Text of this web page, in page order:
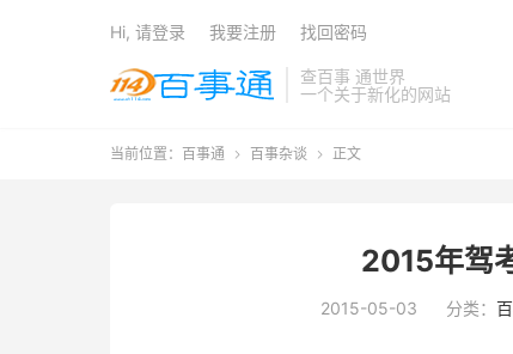
查百事 通世界
一个关于新化的网站
Hi, 请登录 我要注册 找回密码
当前位置： 百事通  百事杂谈  正文
2015年驾
2015-05-03 分类：